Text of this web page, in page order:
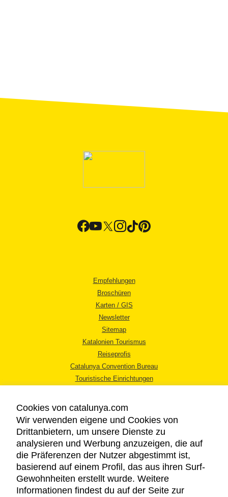
Empfehlungen
Broschüren
Karten / GIS
Newsletter
Sitemap
Katalonien Tourismus
Reiseprofis
Catalunya Convention Bureau
Touristische Einrichtungen
RECHTLICHER HINWEIS
DATENSCHUTZICHTLINIE
COOKIES
Cookies von catalunya.com
Wir verwenden eigene und Cookies von
Drittanbietern, um unsere Dienste zu
analysieren und Werbung anzuzeigen, die auf
die Präferenzen der Nutzer abgestimmt ist,
basierend auf einem Profil, das aus ihren Surf-
Gewohnheiten erstellt wurde. Weitere
Informationen findest du auf der Seite zur